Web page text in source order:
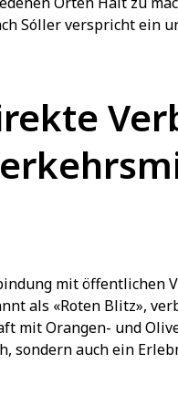
Sóller verspricht
mit öffentlichen
als «Roten Blitz»,
mit Orangen- und
sondern auch ein